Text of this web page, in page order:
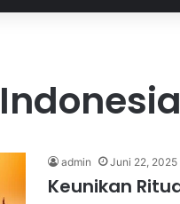
admin Juni 22, 2025
Keunikan